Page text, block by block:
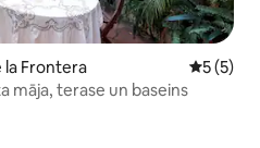
la Frontera Vidējais
5 (5)
māja, terase un baseins